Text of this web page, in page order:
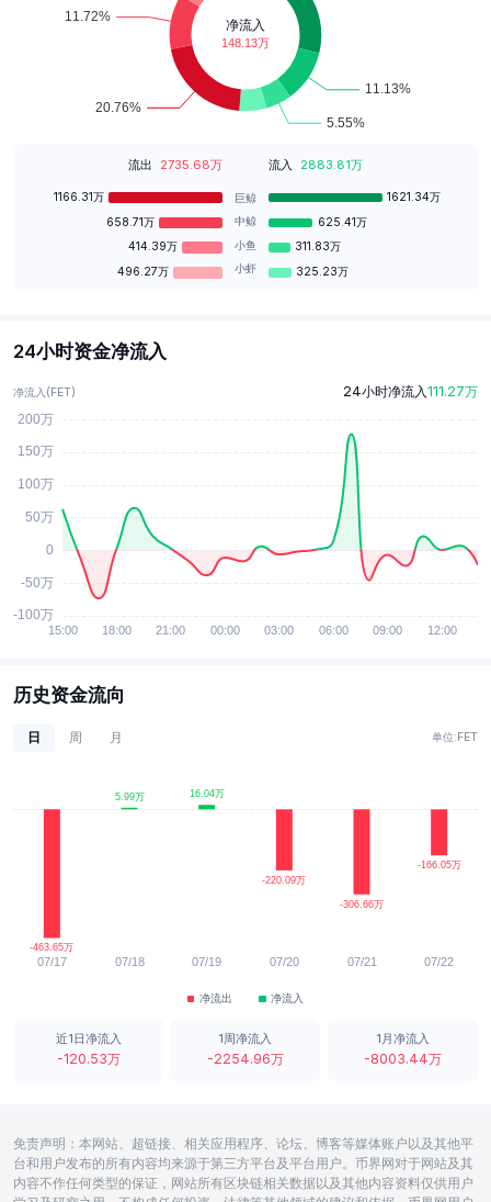
2026-08-10 19:13:28
≈$0.10289 -1.78%
最近4小时K线显示价格相比2026-05-19 12:00:00大幅下
04:00:00有所下降，小阴柱，最后一根K线为阴线,收盘价
小于开盘价，
当前价格和交易量的变化:最近交易量有所减少,交易量比前
几小时减少,价格和交易量同时下降：市场冷清，交易不活跃
KDJ指标:KDJ死叉，根据KDJ判断:中性KDJ值为:26
根据最近的技术指标分析出:
买入点一: 价格0.103
卖出点一: 价格0.11488
卖出点二: 价格0.1124
最近4小时K线显示价格相比2026-05-19 12:00:00大幅下
最近K线显示交易量:最近交易量有所减少,交易量比前几小时
减少,价格和交易量同时下降：市场冷清，交易不活跃
流出 2735.68万
1166.31万
658.71万
414.39万
496.27万
巨鲸
中鲸
小鱼
小虾
流入 2883.81万
1621.34万
625.41万
311.83万
325.23万
24小时资金净流入
净流入(FET) 24小时净流入111.27万
历史资金流向
日 周 月 单位: FET
净流出 净流入
近1日净流入
-120.53万
1周净流入
-2254.96万
1月净流入
-8003.44万
免责声明：本网站、超链接、相关应用程序、论坛、博客等媒体账户以及其他平
台和用户发布的所有内容均来源于第三方平台及平台用户。币界网对于网站及其
内容不作任何类型的保证，网站所有区块链相关数据以及其他内容资料仅供用户